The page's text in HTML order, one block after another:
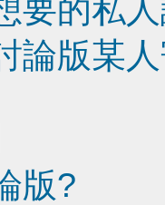
要的私
論版某
版?